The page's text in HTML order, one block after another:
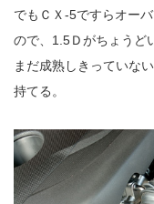
でもＣＸ-5ですらオー
ので、1.5Ｄがちょうど
まだ成熟しきっていな
持てる。